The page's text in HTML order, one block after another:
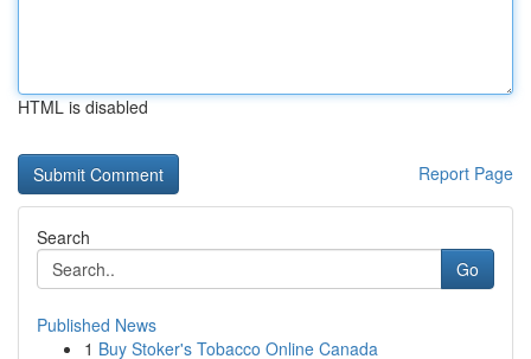
HTML is disabled
Report Page
Search
Go
Published News
1 Buy Stoker's Tobacco Online Canada